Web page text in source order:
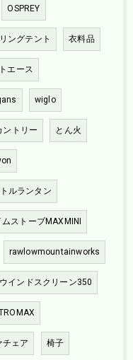
OSPREY
ングテント 衣料品
エース
wiglo
ントリー とん火
ルランタン
ストーブMAXMINI
rawlowmountainworks
ウインドスクリーン350
チェア 椅子